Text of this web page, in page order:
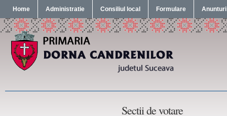
Home Administratie Consiliul local Formulare Anunturi
Sectii de votare